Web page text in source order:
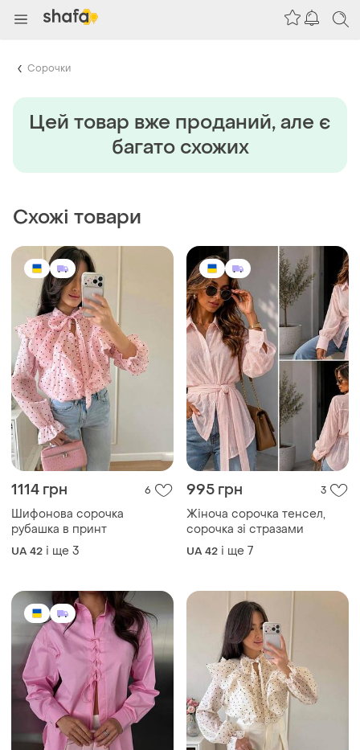
Сорочки
Цей товар вже проданий, але є
багато схожих
Схожі товари
1114 грн 6
Шифонова сорочка
рубашка в принт
UA 42 і ще 3
995 грн 3
Жіноча сорочка тенсел,
сорочка зі стразами
UA 42 і ще 7